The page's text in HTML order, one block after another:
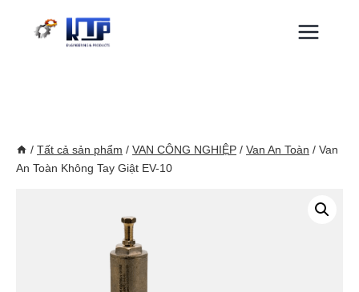
/ Tất cả sản phẩm / VAN CÔNG NGHIỆP / Van An Toàn / Van
An Toàn Không Tay Giật EV-10